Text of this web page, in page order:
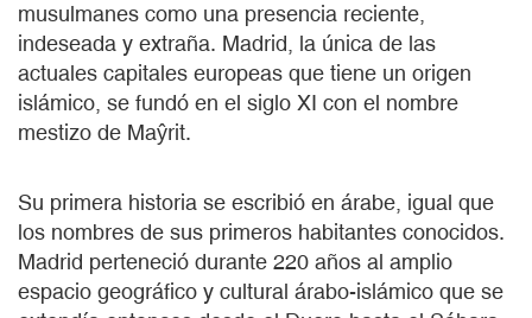
musulmanes como una presencia reciente,
indeseada y extraña. Madrid, la única de las
actuales capitales europeas que tiene un origen
islámico, se fundó en el siglo XI con el nombre
mestizo de Maŷrit.
Su primera historia se escribió en árabe, igual que
los nombres de sus primeros habitantes conocidos.
Madrid perteneció durante 220 años al amplio
espacio geográfico y cultural árabo-islámico que se